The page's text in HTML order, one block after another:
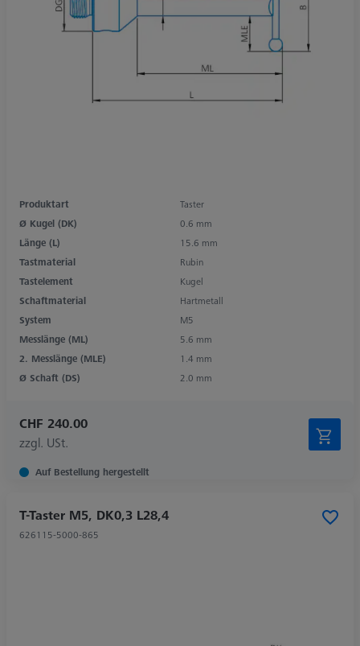
Produktart
Taster
Ø Kugel (DK)
0.6 mm
Länge (L)
15.6 mm
Tastmaterial
Rubin
Tastelement
Kugel
Schaftmaterial
Hartmetall
System
M5
Messlänge (ML)
5.6 mm
2. Messlänge (MLE)
1.4 mm
Ø Schaft (DS)
2.0 mm
CHF 240.00
zzgl. USt.
Auf Bestellung hergestellt
T-Taster M5, DK0,3 L28,4
626115-5000-865